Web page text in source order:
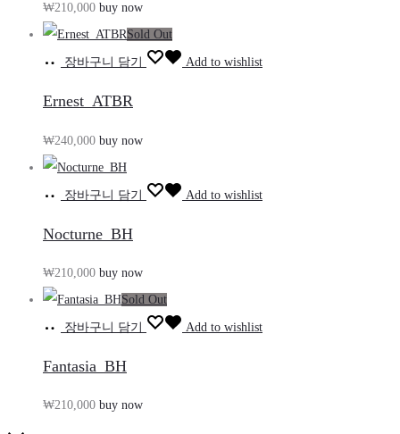
₩210,000 buy now
Sold Out
장바구니 담기 Add to wishlist
Ernest_ATBR
₩240,000 buy now
장바구니 담기 Add to wishlist
Nocturne_BH
₩210,000 buy now
Sold Out
장바구니 담기 Add to wishlist
Fantasia_BH
₩210,000 buy now